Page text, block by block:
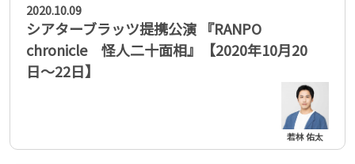
2020.10.09
シアターブラッツ提携公演 『RANPO
chronicle 怪人二十面相』【2020年10月20
日〜22日】
若林 佑太